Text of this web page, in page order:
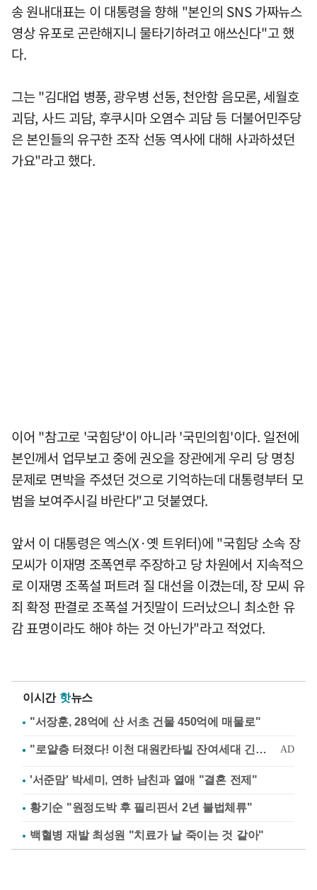
송 원내대표는 이 대통령을 향해 "본인의 SNS 가짜뉴스
영상 유포로 곤란해지니 물타기하려고 애쓰신다"고 했
다.
그는 "김대업 병풍, 광우병 선동, 천안함 음모론, 세월호
괴담, 사드 괴담, 후쿠시마 오염수 괴담 등 더불어민주당
은 본인들의 유구한 조작 선동 역사에 대해 사과하셨던
가요"라고 했다.
이어 "참고로 '국힘당'이 아니라 '국민의힘'이다. 일전에
본인께서 업무보고 중에 권오을 장관에게 우리 당 명칭
문제로 면박을 주셨던 것으로 기억하는데 대통령부터 모
범을 보여주시길 바란다"고 덧붙였다.
앞서 이 대통령은 엑스(X·옛 트위터)에 "국힘당 소속 장
모씨가 이재명 조폭연루 주장하고 당 차원에서 지속적으
로 이재명 조폭설 퍼트려 질 대선을 이겼는데, 장 모씨 유
죄 확정 판결로 조폭설 거짓말이 드러났으니 최소한 유
감 표명이라도 해야 하는 것 아닌가"라고 적었다.
이시간 핫뉴스
"서장훈, 28억에 산 서초 건물 450억에 매물로"
'서준맘' 박세미, 연하 남친과 열애 "결혼 전제"
황기순 "원정도박 후 필리핀서 2년 불법체류"
백혈병 재발 최성원 "치료가 날 죽이는 것 같아"